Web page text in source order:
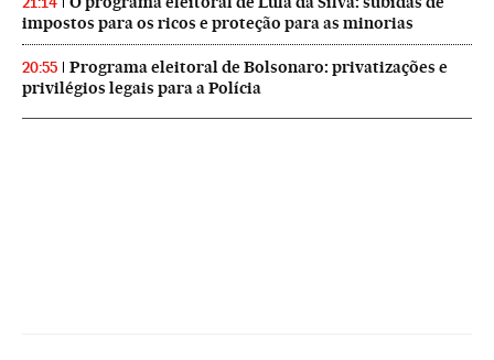
impostos para os ricos e proteção para as minorias
20:55
Programa eleitoral de Bolsonaro: privatizações e
privilégios legais para a Polícia